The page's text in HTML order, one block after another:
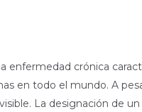
enfermedad crónica
en todo el mundo. A
La designación de un